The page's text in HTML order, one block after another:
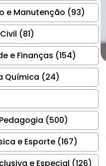
e Manutenção (93)
(81)
e Finanças (154)
Química (24)
(500)
e Esporte (167)
e Especial (126)